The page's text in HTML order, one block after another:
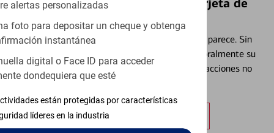
alertas personalizadas
foto para depositar un cheque y obtenga
instantánea
digital o Face ID para acceder
dondequiera que esté
están protegidas por características
líderes en la industria
Bloquear y Desbloquear una Tarjeta de
Débito⁴
Extraviar una tarjeta es más común de lo que parece. Sin
embargo, puede bloquear y desbloquear temporalmente su
tarjeta de débito para ayudar a prevenir transacciones no
Obtener más información